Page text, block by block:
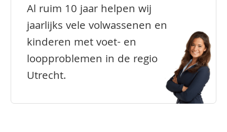
Al ruim 10 jaar helpen wij
jaarlijks vele volwassenen en
kinderen met voet- en
loopproblemen in de regio
Utrecht.